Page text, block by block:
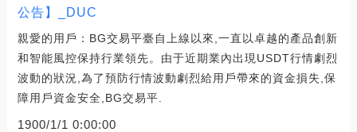
公告】_DUC
親愛的用戶：BG交易平臺自上線以來,一直以卓越的產品創新
和智能風控保持行業領先。由于近期業內出現USDT行情劇烈
波動的狀況,為了預防行情波動劇烈給用戶帶來的資金損失,保
障用戶資金安全,BG交易平.
1900/1/1 0:00:00